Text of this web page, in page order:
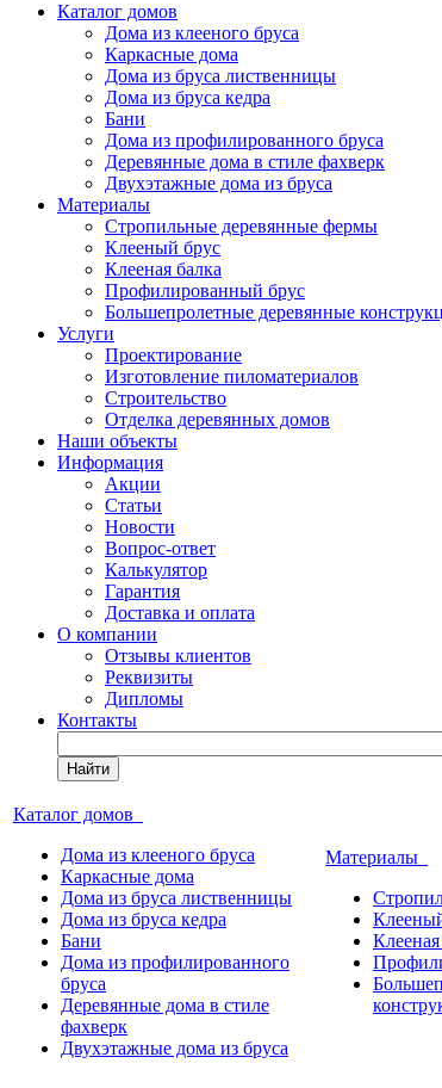
Каталог домов
Дома из клееного бруса
Каркасные дома
Дома из бруса лиственницы
Дома из бруса кедра
Бани
Дома из профилированного бруса
Деревянные дома в стиле фахверк
Двухэтажные дома из бруса
Материалы
Стропильные деревянные фермы
Клееный брус
Клееная балка
Профилированный брус
Большепролетные деревянные
Услуги
Проектирование
Изготовление пиломатериалов
Строительство
Отделка деревянных домов
Наши объекты
Информация
Акции
Статьи
Новости
Вопрос-ответ
Калькулятор
Гарантия
Доставка и оплата
О компании
Отзывы клиентов
Реквизиты
Дипломы
Контакты
Найти
Каталог домов
Дома из клееного бруса
Каркасные дома
Дома из бруса лиственницы
Дома из бруса кедра
Бани
Дома из профилированного
бруса
Деревянные дома в стиле
фахверк
Двухэтажные дома из бруса
Материалы
Клееная